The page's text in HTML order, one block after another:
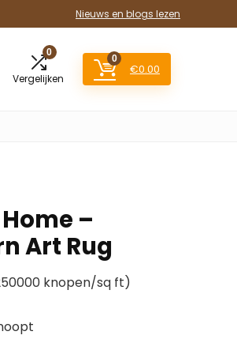
Nieuws en blogs lezen
0
Vergelijken
0
€0.00
–
Art Rug
knopen/sq ft)